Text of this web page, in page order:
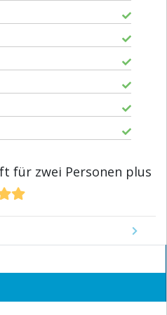
für zwei Personen plus
Next